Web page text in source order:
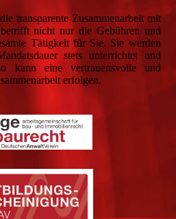
transparente Zusammenarbeit mit
nicht nur die Gebühren und
Tätigkeit für Sie. Sie werden
stets unterrichtet und
kann eine vertrauensvolle und
erfolgen.